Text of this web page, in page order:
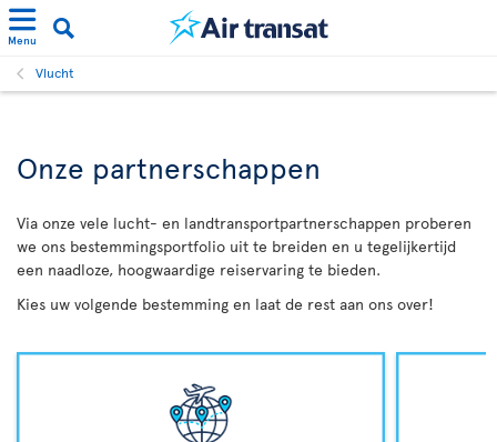
Menu
Vlucht
Onze partnerschappen
Via onze vele lucht- en landtransportpartnerschappen proberen
we ons bestemmingsportfolio uit te breiden en u tegelijkertijd
een naadloze, hoogwaardige reiservaring te bieden.
Kies uw volgende bestemming en laat de rest aan ons over!